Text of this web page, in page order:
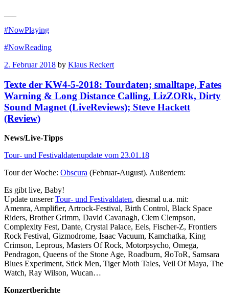
#NowPlaying
#NowReading
2. Februar 2018 by Klaus Reckert
Texte der KW4-5-2018: Tourdaten; smalltape, Fates
Warning & Long Distance Calling, LizZORk, Dirty
Sound Magnet (LiveReviews); Steve Hackett
(Review)
News/Live-Tipps
Tour- und Festivaldatenupdate vom 23.01.18
Tour der Woche: Obscura (Februar-August). Außerdem:
Es gibt live, Baby!
Update unsererTour- und Festivaldaten, diesmal u.a. mit:
Amenra, Amplifier, Artrock-Festival, Birth Control, Black Space
Riders, Brother Grimm, David Cavanagh, Clem Clempson,
Complexity Fest, Dante, Crystal Palace, Eels, Fischer-Z, Frontiers
Rock Festival, Gizmodrome, Isaac Vacuum, Kamchatka, King
Crimson, Leprous, Masters Of Rock, Motorpsycho, Omega,
Pendragon, Queens of the Stone Age, Roadburn, ЯoToR, Samsara
Blues Experiment, Stick Men, Tiger Moth Tales, Veil Of Maya, The
Watch, Ray Wilson, Wucan…
Konzertberichte